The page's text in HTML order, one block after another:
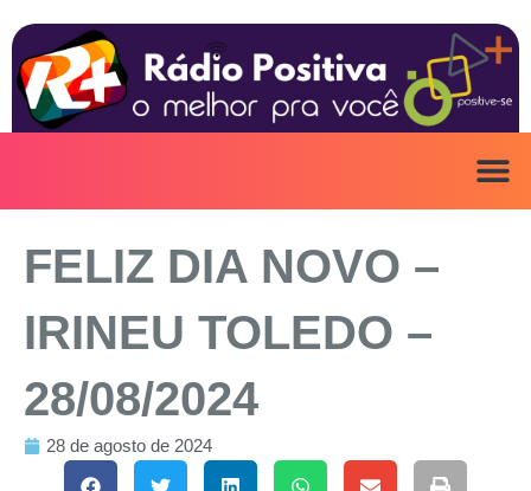
para
conteúdo
FELIZ DIA NOVO –
IRINEU TOLEDO –
28/08/2024
28 de agosto de 2024